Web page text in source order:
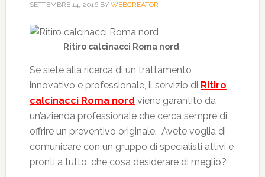
SETTEMBRE 14, 2016BY WEBCREATOR
Ritiro calcinacci Roma nord
Se siete alla ricerca di un trattamento
innovativo e professionale, il servizio di Ritiro
calcinacci Roma nord viene garantito da
un’azienda professionale che cerca sempre di
offrire un preventivo originale. Avete voglia di
comunicare con un gruppo di specialisti attivi e
pronti a tutto, che cosa desiderare di meglio?